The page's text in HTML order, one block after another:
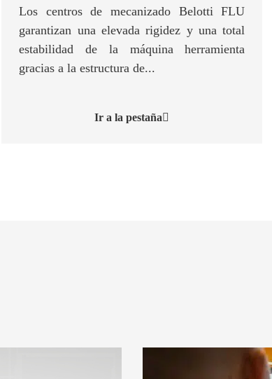
Los centros de mecanizado Belotti FLU
garantizan una elevada rigidez y una total
estabilidad de la máquina herramienta
gracias a la estructura de...
Ir a la pestaña